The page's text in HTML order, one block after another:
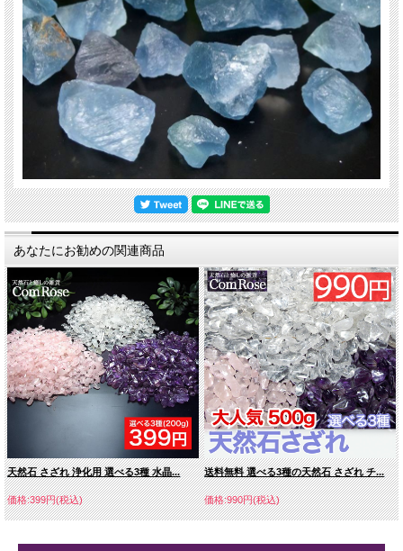
あなたにお勧めの関連商品
天然石 さざれ 浄化用 選べる3種 水晶...
価格:399円(税込)
送料無料 選べる3種の天然石 さざれ チ...
価格:990円(税込)